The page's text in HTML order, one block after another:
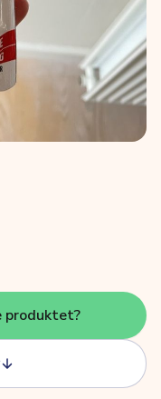
produktet?